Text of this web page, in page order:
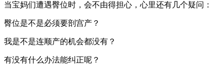
当宝妈们遭遇臀位时，会不由得担心，心里还有几个疑问：
臀位是不是必须要剖宫产？
我是不是连顺产的机会都没有？
有没有什么办法能纠正呢？